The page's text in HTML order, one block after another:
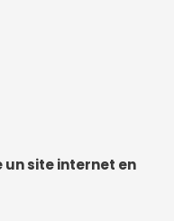
un site internet en